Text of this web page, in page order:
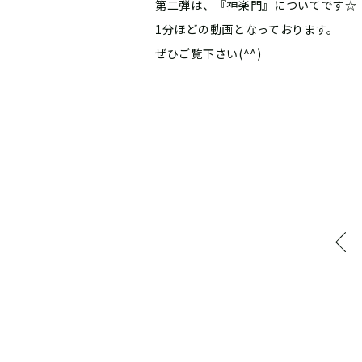
第二弾は、『神楽門』についてです☆
1分ほどの動画となっております。
ぜひご覧下さい(^^)